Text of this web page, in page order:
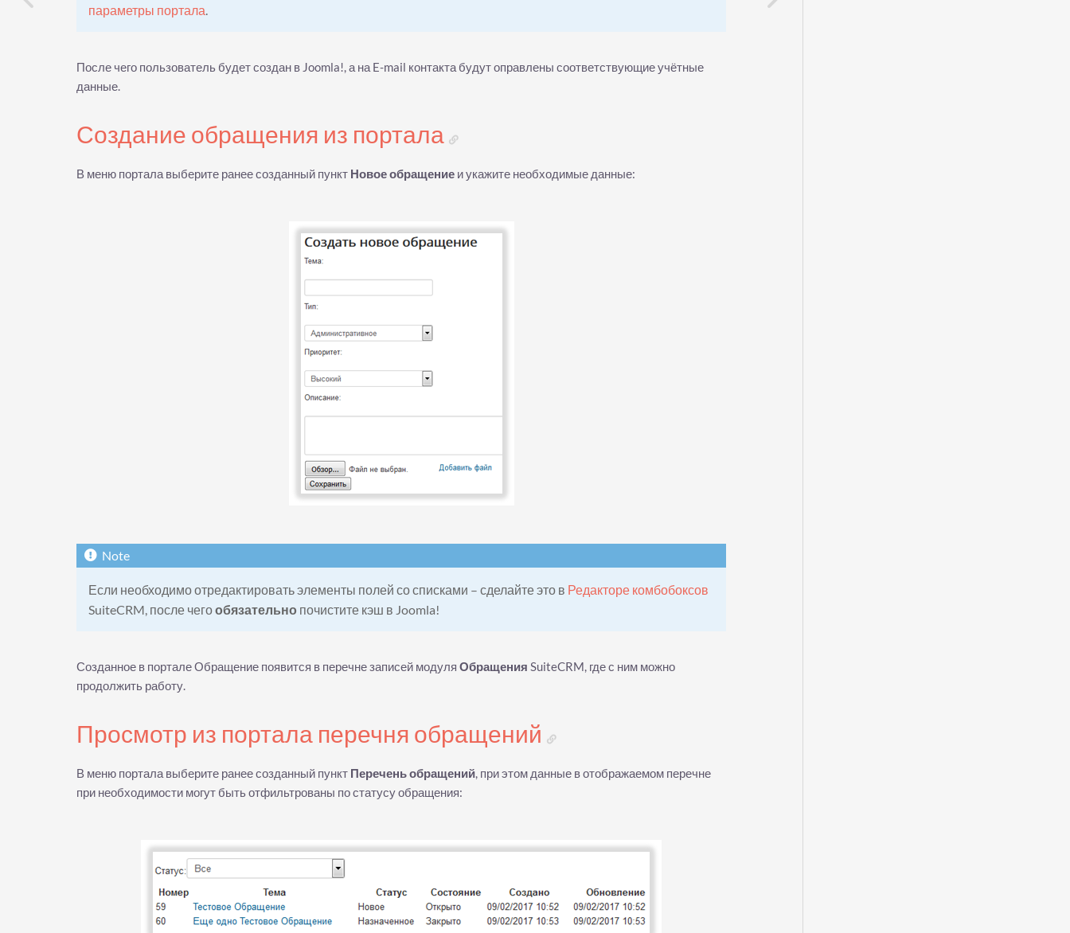
параметры портала
После чего пользователь будет создан в Joomla!, а на E-mail контакта будут оправлены соответствующие учётные
данные.
Создание обращения из портала
В меню портала выберите ранее созданный пункт Новое обращение и укажите необходимые данные:
Если необходимо отредактировать элементы полей со списками – сделайте это в Редакторе комбобоксов
SuiteCRM, после чегообязательно почистите кэш в Joomla!
Созданное в портале Обращение появится в перечне записей модуля Обращения SuiteCRM, где с ним можно
продолжить работу.
Просмотр из портала перечня обращений
В меню портала выберите ранее созданный пункт Перечень обращений , при этом данные в отображаемом перечне
при необходимости могут быть отфильтрованы по статусу обращения: